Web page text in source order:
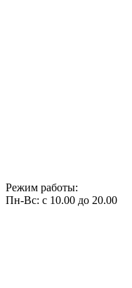
Режим работы:
Пн-Вс: с 10.00 до 20.00